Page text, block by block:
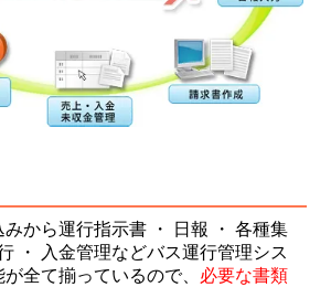
から運行指示書 ・ 日報 ・ 各種集
・ 入金管理などバス運行管理シス
全て揃っているので、 必要な書類